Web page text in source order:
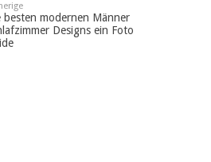
besten modernen Männer
Designs ein Foto